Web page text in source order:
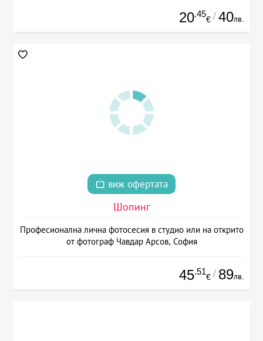
20.45
€ / 40лв.
виж офертата
Шопинг
Професионална лична фотосесия в студио или на открито
от фотограф Чавдар Арсов, София
45.51
€ / 89лв.